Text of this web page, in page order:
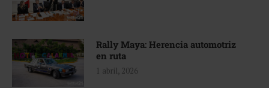
Rally Maya: Herencia automotriz
en ruta
1 abril, 2026